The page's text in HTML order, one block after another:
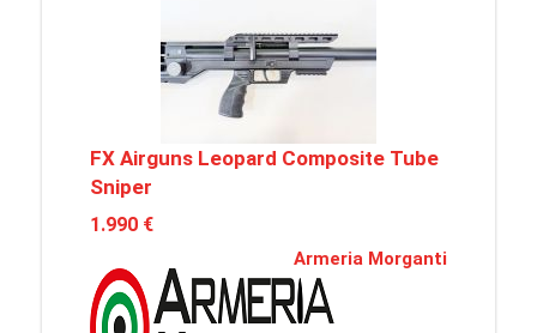
FX Airguns Leopard Composite Tube
Sniper
1.990 €
Armeria Morganti